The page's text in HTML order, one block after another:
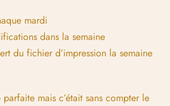
mardi
dans la semaine
du fichier d’impression la semaine
mais c’était sans compter le